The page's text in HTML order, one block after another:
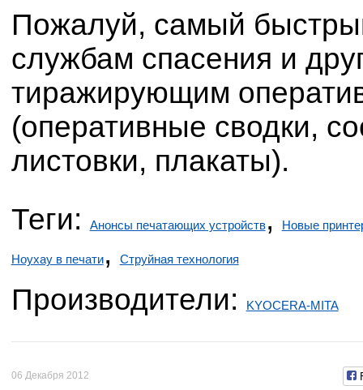
Пожалуй, самый
службам спасения и
тиражирующим
(оперативные сводки,
листовки, плакаты).
Теги:
Анонсы печатающих устройств, Новые
Ноухау в печати, Струйная технология
Производители: KYOCERA-MITA
06 Декабря 2012